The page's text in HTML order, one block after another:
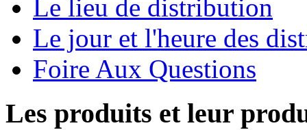
Le lieu de distribution
Le jour et l'heure des
Foire Aux Questions
Les produits et leur